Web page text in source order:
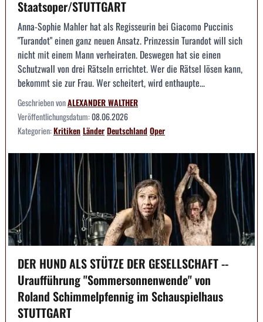
Staatsoper/STUTTGART
Anna-Sophie Mahler hat als Regisseurin bei Giacomo Puccinis
"Turandot" einen ganz neuen Ansatz. Prinzessin Turandot will sich
nicht mit einem Mann verheiraten. Deswegen hat sie einen
Schutzwall von drei Rätseln errichtet. Wer die Rätsel lösen kann,
bekommt sie zur Frau. Wer scheitert, wird enthaupte...
Geschrieben vonALEXANDER WALTHER
Veröffentlichungsdatum:08.06.2026
Kategorien:KritikenLänderDeutschlandOper
DER HUND ALS STÜTZE DER GESELLSCHAFT --
Uraufführung "Sommersonnenwende" von
Roland Schimmelpfennig im Schauspielhaus
STUTTGART